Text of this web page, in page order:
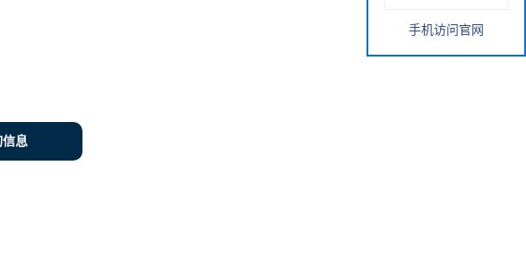
信息
手机访问官网